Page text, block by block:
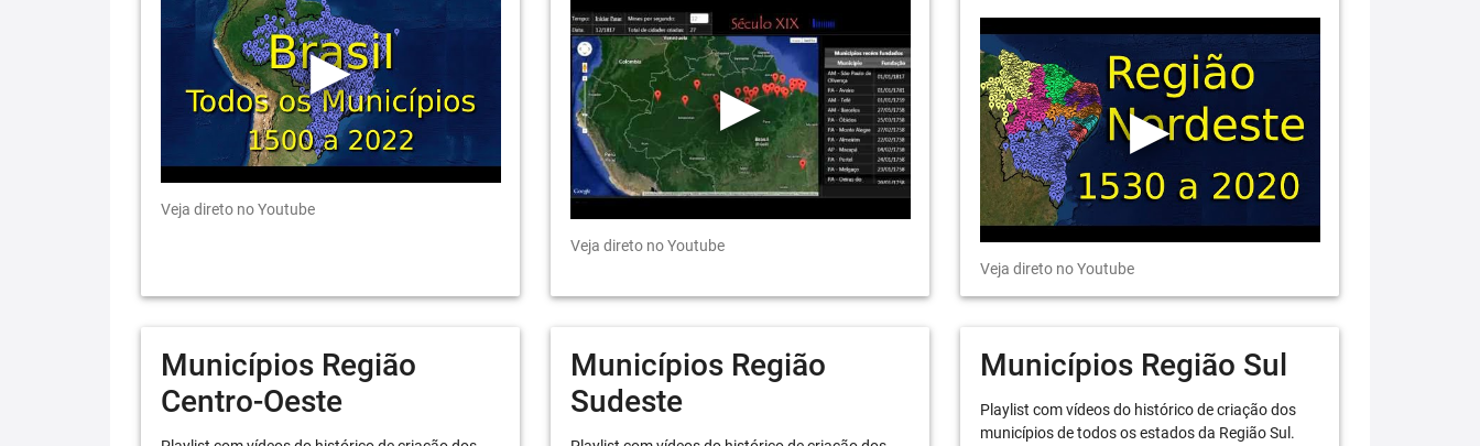
Veja direto no Youtube
Veja direto no Youtube
Veja direto no Youtube
Municípios Região
Centro-Oeste
Municípios Região
Sudeste
Municípios Região Sul
Playlist com vídeos do histórico de criação dos
municípios de todos os estados da Região Sul.